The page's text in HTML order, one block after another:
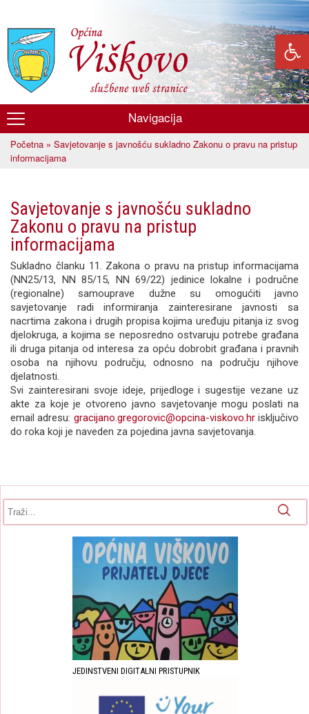
glavni
sadržaj
Općina
Viškovo
Navigacija
Vi ste ovdje
Početna » Savjetovanje s javnošću sukladno Zakonu o pravu na pristup
informacijama
Savjetovanje s javnošću sukladno
Zakonu o pravu na pristup
informacijama
Sukladno članku 11. Zakona o pravu na pristup informacijama
(NN25/13, NN 85/15, NN 69/22) jedinice lokalne i područne
(regionalne) samouprave dužne su omogućiti javno
savjetovanje radi informiranja zainteresirane javnosti sa
nacrtima zakona i drugih propisa kojima uređuju pitanja iz svog
djelokruga, a kojima se neposredno ostvaruju potrebe građana
ili druga pitanja od interesa za opću dobrobit građana i pravnih
osoba na njihovu području, odnosno na području njihove
djelatnosti.
Svi zainteresirani svoje ideje, prijedloge i sugestije vezane uz
akte za koje je otvoreno javno savjetovanje mogu poslati na
email adresu: gracijano.gregorovic@opcina-viskovo.hrisključivo
do roka koji je naveden za pojedina javna savjetovanja.
JEDINSTVENI DIGITALNI PRISTUPNIK